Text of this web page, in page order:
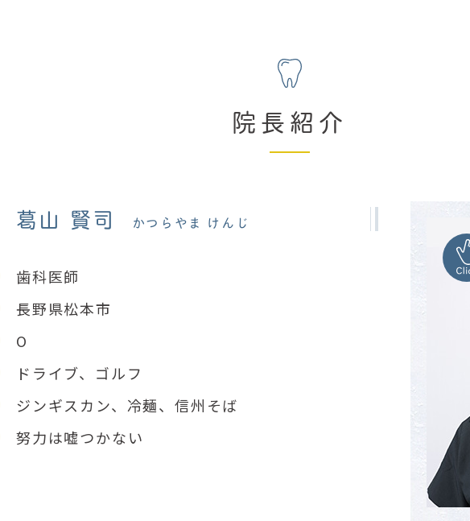
院長紹介
葛山 賢司 かつらやま けんじ
歯科医師
長野県松本市
O
ドライブ、ゴルフ
ジンギスカン、冷麺、信州そば
努力は嘘つかない